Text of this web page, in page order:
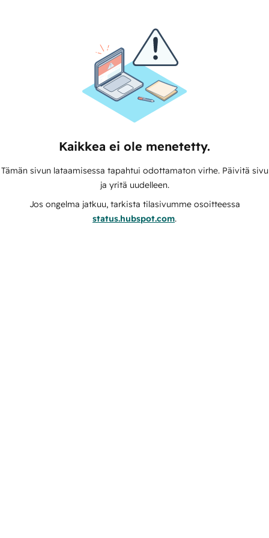
Kaikkea ei ole menetetty.
Tämän sivun lataamisessa tapahtui odottamaton virhe. Päivitä sivu
ja yritä uudelleen.
Jos ongelma jatkuu, tarkista tilasivumme osoitteessa
status.hubspot.com.